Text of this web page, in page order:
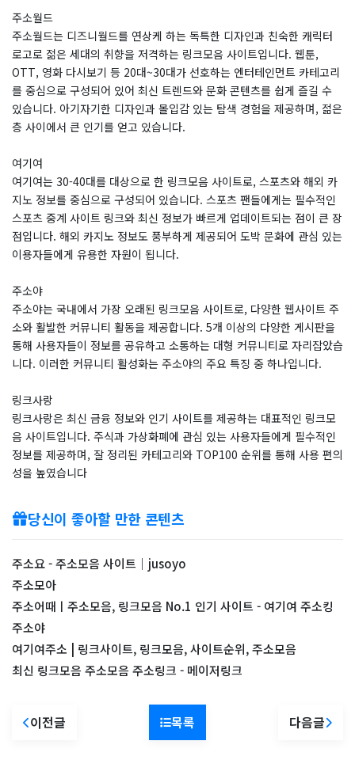
주소월드
주소월드는 디즈니월드를 연상케 하는 독특한 디자인과 친숙한 캐릭터
로고로 젊은 세대의 취향을 저격하는 링크모음 사이트입니다. 웹툰,
OTT, 영화 다시보기 등 20대~30대가 선호하는 엔터테인먼트 카테고리
를 중심으로 구성되어 있어 최신 트렌드와 문화 콘텐츠를 쉽게 즐길 수
있습니다. 아기자기한 디자인과 몰입감 있는 탐색 경험을 제공하며, 젊은
층 사이에서 큰 인기를 얻고 있습니다.
여기여
여기여는 30-40대를 대상으로 한 링크모음 사이트로, 스포츠와 해외 카
지노 정보를 중심으로 구성되어 있습니다. 스포츠 팬들에게는 필수적인
스포츠 중계 사이트 링크와 최신 정보가 빠르게 업데이트되는 점이 큰 장
점입니다. 해외 카지노 정보도 풍부하게 제공되어 도박 문화에 관심 있는
이용자들에게 유용한 자원이 됩니다.
주소야
주소야는 국내에서 가장 오래된 링크모음 사이트로, 다양한 웹사이트 주
소와 활발한 커뮤니티 활동을 제공합니다. 5개 이상의 다양한 게시판을
통해 사용자들이 정보를 공유하고 소통하는 대형 커뮤니티로 자리잡았습
니다. 이러한 커뮤니티 활성화는 주소야의 주요 특징 중 하나입니다.
링크사랑
링크사랑은 최신 금융 정보와 인기 사이트를 제공하는 대표적인 링크모
음 사이트입니다. 주식과 가상화폐에 관심 있는 사용자들에게 필수적인
정보를 제공하며, 잘 정리된 카테고리와 TOP100 순위를 통해 사용 편의
성을 높였습니다
당신이 좋아할 만한 콘텐츠
주소요 - 주소모음 사이트｜jusoyo
주소모아
주소어때ㅣ주소모음, 링크모음 No.1 인기 사이트 - 여기여 주소킹
주소야
여기여주소 | 링크사이트, 링크모음, 사이트순위, 주소모음
최신 링크모음 주소모음 주소링크 - 메이저링크
이전글 목록 다음글